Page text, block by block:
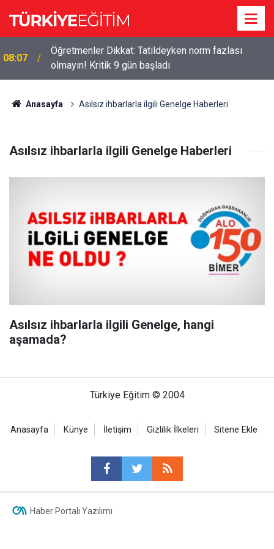
08:07
Öğretmenler Dikkat: Tatildeyken norm fazlası
olmayın! Kritik 9 gün başladı
Anasayfa Asılsız ihbarlarla ilgili Genelge Haberleri
Asılsız ihbarlarla ilgili Genelge Haberleri
Asılsız ihbarlarla ilgili Genelge, hangi
aşamada?
Türkiye Eğitim © 2004
Anasayfa Künye İletişim Gizlilik İlkeleri Sitene Ekle
Haber Portalı Yazılımı